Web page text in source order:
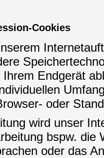
Cookies
Endgerät
oder
wird unser
bspw.
oder das